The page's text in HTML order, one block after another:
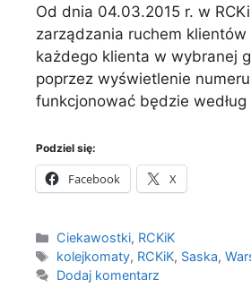
Od dnia 04.03.2015 r. w
zarządzania ruchem
każdego klienta w wybranej
poprzez wyświetlenie
funkcjonować będzie
Podziel się:
Facebook X
Kategorie
Ciekawostki, RCKiK
Tagi
kolejkomaty, RCKiK, Saska,
Dodaj komentarz